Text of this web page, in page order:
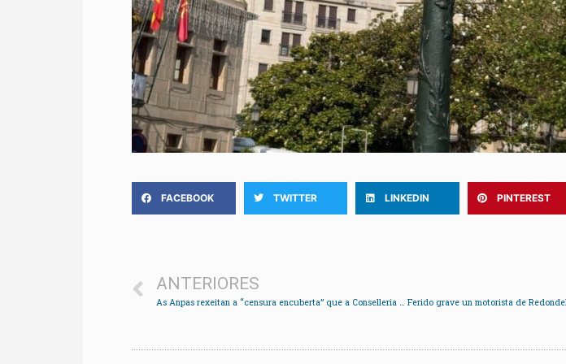
FACEBOOK TWITTER LINKEDIN PINTEREST
ANTERIORES
As Anpas rexeitan a “censura encuberta” que a Consellería quere impor coa denominada “neutralidade ideolóxica”